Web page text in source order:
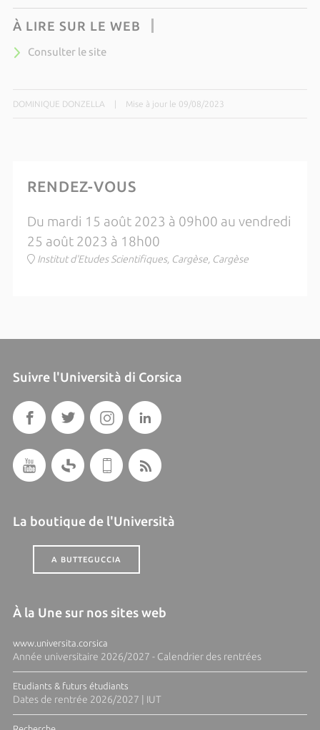
À LIRE SUR LE WEB
Consulter le site
DOMINIQUE DONZELLA Mise à jour le 09/08/2023
RENDEZ-VOUS
Du mardi 15 août 2023 à 09h00 au vendredi
25 août 2023 à 18h00
Institut d'Etudes Scientifiques, Cargèse, Cargèse
Suivre l'Università di Corsica
La boutique de l'Università
A BUTTEGUCCIA
À la Une sur nos sites web
www.universita.corsica
Année universitaire 2026/2027 - Calendrier des rentrées
Etudiants & futurs étudiants
Dates de rentrée 2026/2027 | IUT